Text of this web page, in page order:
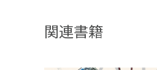
関連書籍